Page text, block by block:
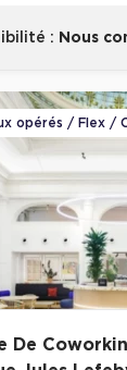
: Nous
opérés / Flex /
De